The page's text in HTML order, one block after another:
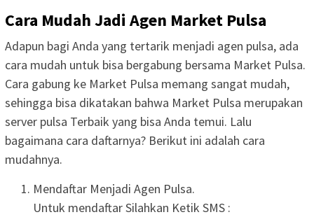
Cara Mudah Jadi Agen Market Pulsa
Adapun bagi Anda yang tertarik menjadi agen pulsa, ada
cara mudah untuk bisa bergabung bersama Market Pulsa.
Cara gabung ke Market Pulsa memang sangat mudah,
sehingga bisa dikatakan bahwa Market Pulsa merupakan
server pulsa Terbaik yang bisa Anda temui. Lalu
bagaimana cara daftarnya? Berikut ini adalah cara
mudahnya.
Mendaftar Menjadi Agen Pulsa.
Untuk mendaftar Silahkan Ketik SMS :